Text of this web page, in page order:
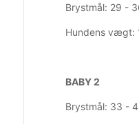
Brystmål: 29 -
Hundens vægt:
BABY 2
Brystmål: 33 -